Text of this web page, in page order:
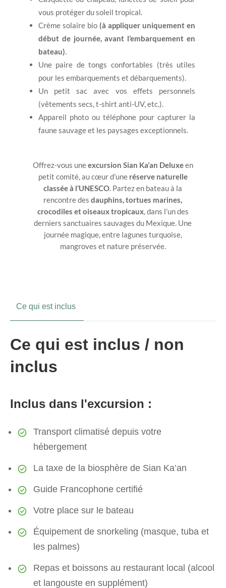
vous protéger du soleil tropical.
Crème solaire bio (à appliquer uniquement en
début de journée, avant l’embarquement en
bateau).
Une paire de tongs confortables (très utiles
pour les embarquements et débarquements).
Un petit sac avec vos effets personnels
(vêtements secs, t-shirt anti-UV, etc.).
Appareil photo ou téléphone pour capturer la
faune sauvage et les paysages exceptionnels.
Offrez-vous uneexcursion Sian Ka’an Deluxeen
petit comité, au cœur d’une réserve naturelle
classée à l’UNESCO. Partez en bateau à la
rencontre desdauphins, tortues marines,
crocodiles et oiseaux tropicaux, dans l’un des
derniers sanctuaires sauvages du Mexique. Une
journée magique, entre lagunes turquoise,
mangroves et nature préservée.
Ce qui est inclus
Ce qui est inclus / non
inclus
Inclus dans l'excursion :
Transport climatisé depuis votre
hébergement
La taxe de la biosphère de Sian Ka’an
Guide Francophone certifié
Votre place sur le bateau
Équipement de snorkeling (masque, tuba et
les palmes)
Repas et boissons au restaurant local (alcool
et langouste en supplément)